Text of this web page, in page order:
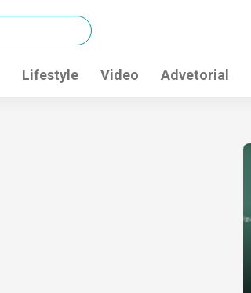
Lifestyle Video Advetorial